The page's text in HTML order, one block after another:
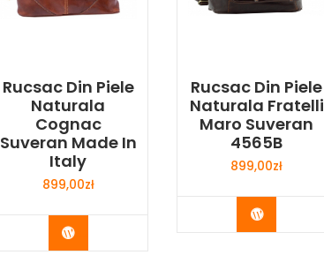
Rucsac Din Piele
Naturala
Cognac
Suveran Made In
Italy
899,00zł
Buy Now
Rucsac Din Piele
Naturala Fratelli
Maro Suveran
4565B
899,00zł
Buy Now